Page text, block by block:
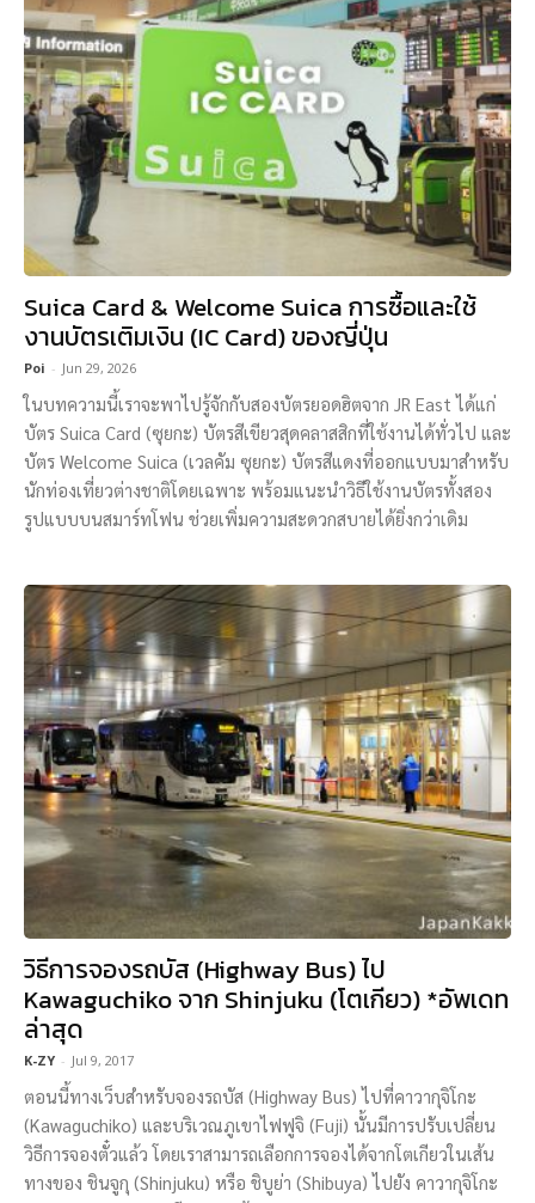
Suica Card & Welcome Suica การซื้อและใช้
งานบัตรเติมเงิน (IC Card) ของญี่ปุ่น
Poi - Jun 29, 2026
ในบทความนี้เราจะพาไปรู้จักกับสองบัตรยอดฮิตจาก JR East ได้แก่
บัตร Suica Card (ซุยกะ) บัตรสีเขียวสุดคลาสสิกที่ใช้งานได้ทั่วไป และ
บัตร Welcome Suica (เวลคัม ซุยกะ) บัตรสีแดงที่ออกแบบมาสำหรับ
นักท่องเที่ยวต่างชาติโดยเฉพาะ พร้อมแนะนำวิธีใช้งานบัตรทั้งสอง
รูปแบบบนสมาร์ทโฟน ช่วยเพิ่มความสะดวกสบายได้ยิ่งกว่าเดิม
วิธีการจองรถบัส (Highway Bus) ไป
Kawaguchiko จาก Shinjuku (โตเกียว) *อัพเดท
ล่าสุด
K-ZY - Jul 9, 2017
ตอนนี้ทางเว็บสำหรับจองรถบัส (Highway Bus) ไปที่คาวากุจิโกะ
(Kawaguchiko) และบริเวณภูเขาไฟฟูจิ (Fuji) นั้นมีการปรับเปลี่ยน
วิธีการจองตั๋วแล้ว โดยเราสามารถเลือกการจองได้จากโตเกียวในเส้น
ทางของ ชินจูกุ (Shinjuku) หรือ ชิบูย่า (Shibuya) ไปยัง คาวากุจิโกะ